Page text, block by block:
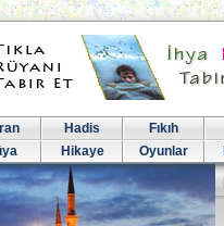
Hadis Fıkıh
Hikaye Oyunlar